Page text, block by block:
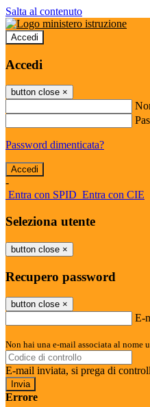
Salta al contenuto
Accedi
Accedi
button close ×
Password dimenticata?
-
Entra con SPID Entra con CIE
Seleziona utente
button close ×
Recupero password
button close ×
E-
Non hai una e-mail associata al nome
E-mail inviata, si prega di
Errore